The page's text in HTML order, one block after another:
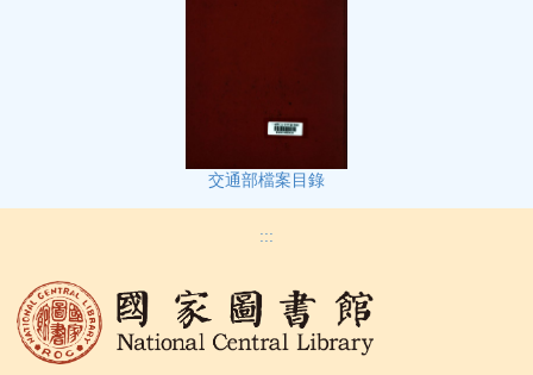
交通部檔案目錄
:::